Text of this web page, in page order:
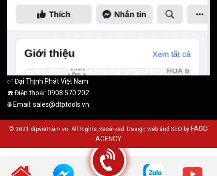
✅ Đại Thịnh Phát Việt Nam
☎️ Điện thoại: 0908 570 202
🌐 Email: sales@dtptools.vn
© 2021 dtpvietnam.vn. All Rights Reserved. Design web and SEO by FAGO
AGENCY